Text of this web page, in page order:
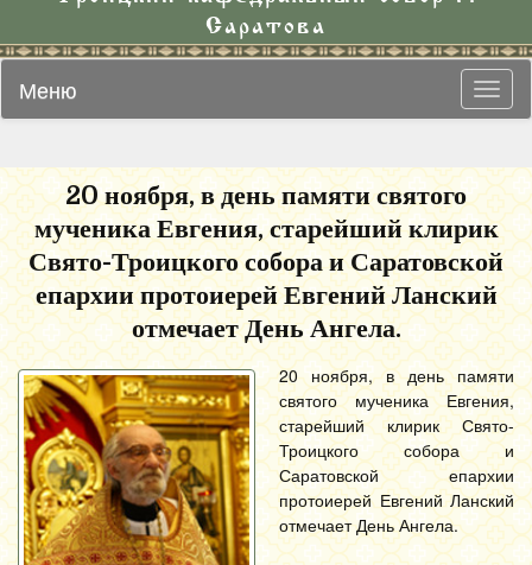
Саратова
Меню
20 ноября, в день памяти святого
мученика Евгения, старейший клирик
Свято-Троицкого собора и Саратовской
епархии протоиерей Евгений Ланский
отмечает День Ангела.
20 ноября, в день памяти
святого мученика Евгения,
старейший клирик Свято-
Троицкого собора и
Саратовской епархии
протоиерей Евгений Ланский
отмечает День Ангела.